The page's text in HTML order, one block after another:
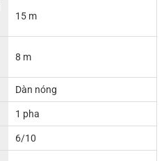
15 m
8 m
Dàn nóng
1 pha
6/10